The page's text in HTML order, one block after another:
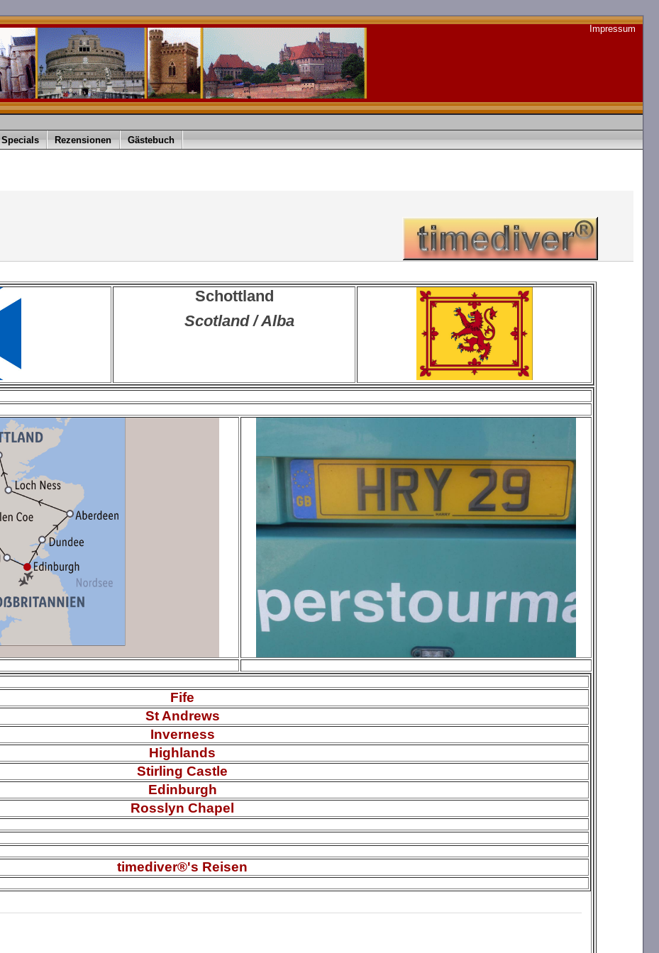
Impressum
Specials Rezensionen Gästebuch
Schottland
Scotland / Alba
Fife
St Andrews
Inverness
Highlands
Stirling Castle
Edinburgh
Rosslyn Chapel
timediver®'s Reisen